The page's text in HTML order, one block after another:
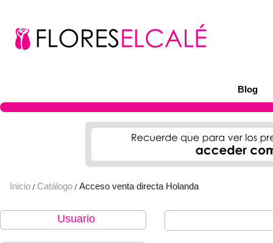
Blog
Inicio / Catálogo / Acceso venta directa Holanda
Usuario